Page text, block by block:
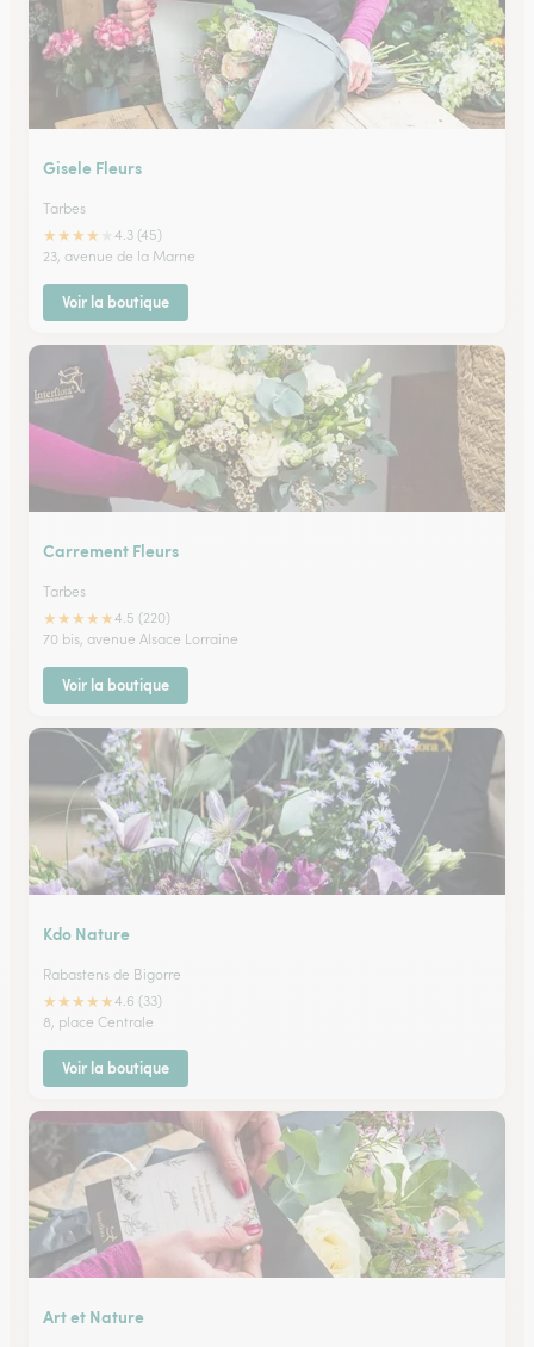
Gisele Fleurs
Tarbes
★★★★
4.3 (45)
23, avenue de la Marne
Voir la boutique
Carrement Fleurs
Tarbes
★★★★★4.5 (220)
70 bis, avenue Alsace Lorraine
Voir la boutique
Kdo Nature
Rabastens de Bigorre
★★★★★4.6 (33)
8, place Centrale
Voir la boutique
Art et Nature